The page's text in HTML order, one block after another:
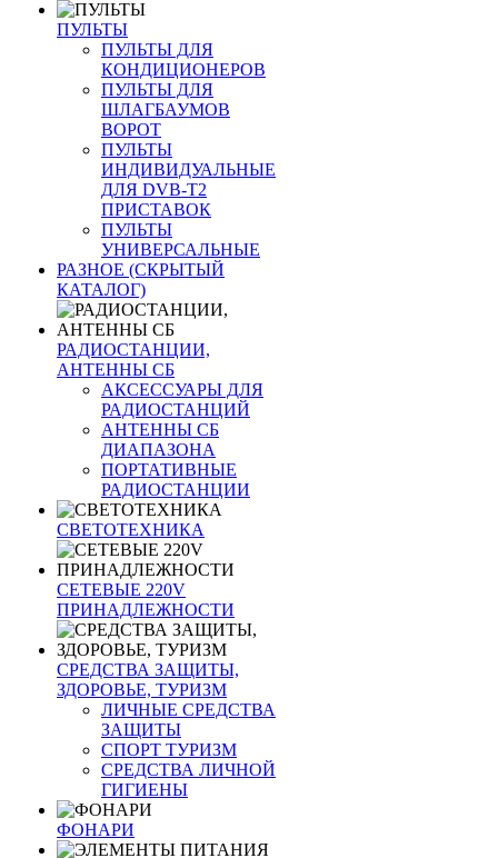
ПУЛЬТЫ
ПУЛЬТЫ ДЛЯ
КОНДИЦИОНЕРОВ
ПУЛЬТЫ ДЛЯ
ШЛАГБАУМОВ
ВОРОТ
ПУЛЬТЫ
ИНДИВИДУАЛЬНЫЕ
ДЛЯ DVB-T2
ПРИСТАВОК
ПУЛЬТЫ
УНИВЕРСАЛЬНЫЕ
РАЗНОЕ (СКРЫТЫЙ
КАТАЛОГ)
РАДИОСТАНЦИИ,
АНТЕННЫ CБ
АКСЕССУАРЫ ДЛЯ
РАДИОСТАНЦИЙ
АНТЕННЫ CБ
ДИАПАЗОНА
ПОРТАТИВНЫЕ
РАДИОСТАНЦИИ
СВЕТОТЕХНИКА
СЕТЕВЫЕ 220V
ПРИНАДЛЕЖНОСТИ
СРЕДСТВА ЗАЩИТЫ,
ЗДОРОВЬЕ, ТУРИЗМ
ЛИЧНЫЕ СРЕДСТВА
ЗАЩИТЫ
СПОРТ ТУРИЗМ
СРЕДСТВА ЛИЧНОЙ
ГИГИЕНЫ
ФОНАРИ